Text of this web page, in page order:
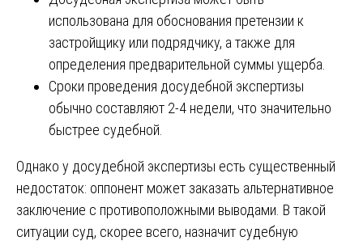
использована для обоснования претензии к
застройщику или подрядчику, а также для
определения предварительной суммы ущерба.
Сроки проведения досудебной экспертизы
обычно составляют 2-4 недели, что значительно
быстрее судебной.
Однако у досудебной экспертизы есть существенный
недостаток: оппонент может заказать альтернативное
заключение с противоположными выводами. В такой
ситуации суд, скорее всего, назначит судебную